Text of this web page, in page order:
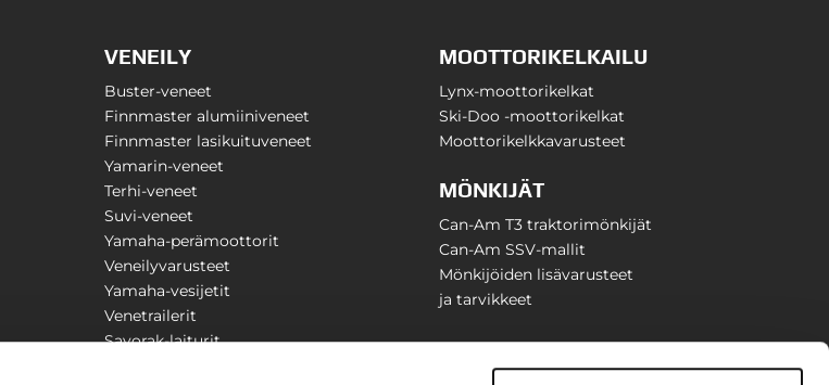
VENEILY
Buster-veneet
Finnmaster alumiiniveneet
Finnmaster lasikuituveneet
Yamarin-veneet
Terhi-veneet
Suvi-veneet
Yamaha-perämoottorit
Veneilyvarusteet
Yamaha-vesijetit
Venetrailerit
Savorak-laiturit
MOOTTORIKELKAILU
Lynx-moottorikelkat
Ski-Doo -moottorikelkat
Moottorikelkkavarusteet
MÖNKIJÄT
Can-Am T3 traktorimönkijät
Can-Am SSV-mallit
Mönkijöiden lisävarusteet
ja tarvikkeet